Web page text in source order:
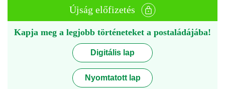
Újság előfizetés
Kapja meg a legjobb történeteket a postaládájába!
Digitális lap
Nyomtatott lap